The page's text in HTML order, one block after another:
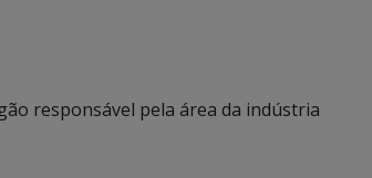
responsável pela área da indústria